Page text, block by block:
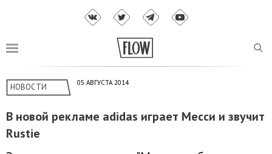
НОВОСТИ 05 АВГУСТА 2014
В новой рекламе adidas играет Месси и звучит
Rustie